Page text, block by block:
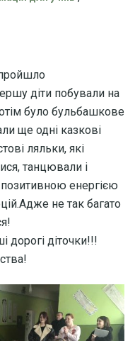
діти побували на
було бульбашкове
ще одні казкові
ляльки, які
танцювали і
позитивною енергією
не так багато
діточки!!!